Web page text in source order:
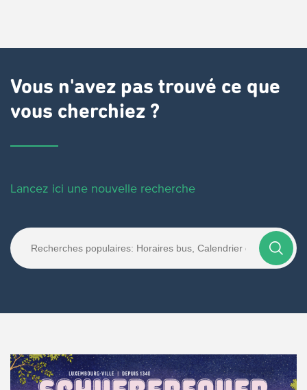
Vous n'avez pas trouvé ce que
vous cherchiez ?
Lancez ici une nouvelle recherche